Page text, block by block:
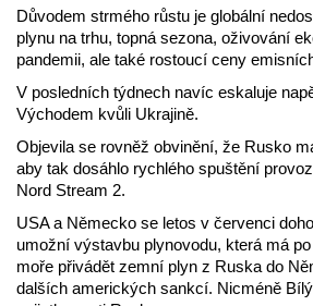
Důvodem strmého růstu je globální
plynu na trhu, topná sezona, oživování
pandemii, ale také rostoucí ceny
V posledních týdnech navíc eskaluje
Východem kvůli Ukrajině.
Objevila se rovněž obvinění, že Rusko
aby tak dosáhlo rychlého spuštění
Nord Stream 2.
USA a Německo se letos v červenci
umožní výstavbu plynovodu, která má
moře přivádět zemní plyn z Ruska do
dalších amerických sankcí. Nicméně